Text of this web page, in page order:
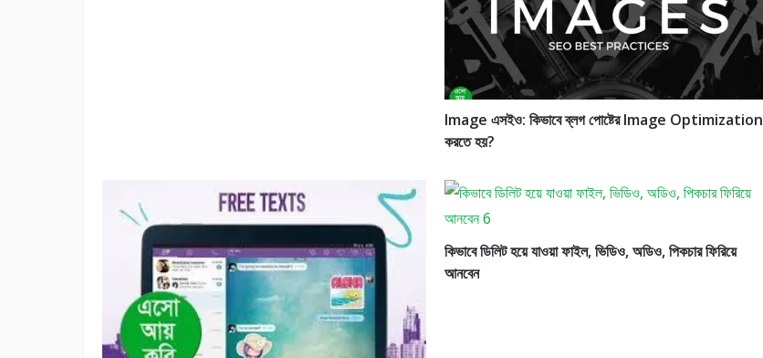
Image এসইও: কিভাবে ব্লগ পোষ্টের Image Optimization
করতে হয়?
কিভাবে ডিলিট হয়ে যাওয়া ফাইল, ভিডিও, অডিও, পিকচার ফিরিয়ে
আনবেন